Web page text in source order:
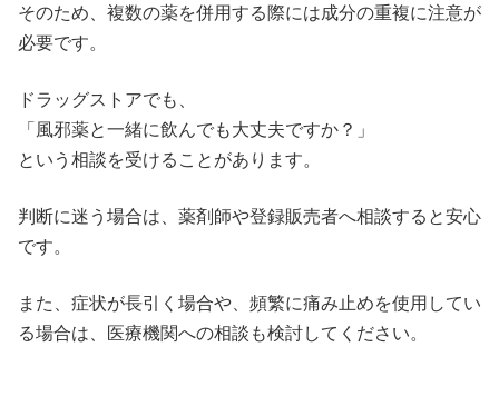
そのため、複数の薬を併用する際には成分の重複に注意が
必要です。
ドラッグストアでも、
「風邪薬と一緒に飲んでも大丈夫ですか？」
という相談を受けることがあります。
判断に迷う場合は、薬剤師や登録販売者へ相談すると安心
です。
また、症状が長引く場合や、頻繁に痛み止めを使用してい
る場合は、医療機関への相談も検討してください。